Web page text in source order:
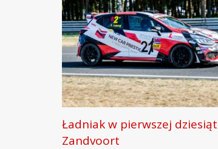
Ładniak w pierwszej
Zandvoort